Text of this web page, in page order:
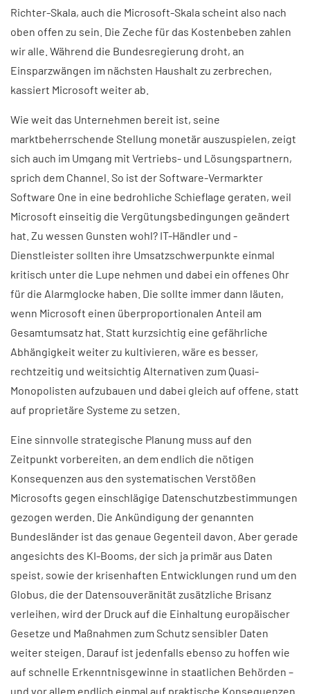
Richter-Skala, auch die Microsoft-Skala scheint also nach
oben offen zu sein. Die Zeche für das Kostenbeben zahlen
wir alle. Während die Bundesregierung droht, an
Einsparzwängen im nächsten Haushalt zu zerbrechen,
kassiert Microsoft weiter ab.
Wie weit das Unternehmen bereit ist, seine
marktbeherrschende Stellung monetär auszuspielen, zeigt
sich auch im Umgang mit Vertriebs- und Lösungspartnern,
sprich dem Channel. So ist der Software-Vermarkter
Software One in eine bedrohliche Schieflage geraten, weil
Microsoft einseitig die Vergütungsbedingungen geändert
hat. Zu wessen Gunsten wohl? IT-Händler und -
Dienstleister sollten ihre Umsatzschwerpunkte einmal
kritisch unter die Lupe nehmen und dabei ein offenes Ohr
für die Alarmglocke haben. Die sollte immer dann läuten,
wenn Microsoft einen überproportionalen Anteil am
Gesamtumsatz hat. Statt kurzsichtig eine gefährliche
Abhängigkeit weiter zu kultivieren, wäre es besser,
rechtzeitig und weitsichtig Alternativen zum Quasi-
Monopolisten aufzubauen und dabei gleich auf offene, statt
auf proprietäre Systeme zu setzen.
Eine sinnvolle strategische Planung muss auf den
Zeitpunkt vorbereiten, an dem endlich die nötigen
Konsequenzen aus den systematischen Verstößen
Microsofts gegen einschlägige Datenschutzbestimmungen
gezogen werden. Die Ankündigung der genannten
Bundesländer ist das genaue Gegenteil davon. Aber gerade
angesichts des KI-Booms, der sich ja primär aus Daten
speist, sowie der krisenhaften Entwicklungen rund um den
Globus, die der Datensouveränität zusätzliche Brisanz
verleihen, wird der Druck auf die Einhaltung europäischer
Gesetze und Maßnahmen zum Schutz sensibler Daten
weiter steigen. Darauf ist jedenfalls ebenso zu hoffen wie
auf schnelle Erkenntnisgewinne in staatlichen Behörden –
und vor allem endlich einmal auf praktische Konsequenzen.